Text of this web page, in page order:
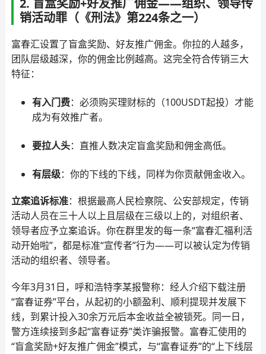
2. 盲盒奖励+好友推广佣金——组织、领导传
销活动罪（《刑法》第224条之一）
富春汇设置了盲盒奖励、好友推广佣金。你拉的人越多，
团队层级越深，你的佣金比例越高。这完全符合传销三大
特征：
有入门费：必须购买理财标的（100USDT起投）才能
成为有效推广者。
要拉人头：直推人数决定盲盒奖励和佣金高低。
有层级：你的下线的下线，同样为你贡献佣金收入。
立案追诉标准：根据最高人民检察院、公安部规定，传销
活动人员在三十人以上且层级在三级以上的，对组织者、
领导者应予立案追诉。你在群里发的每一条“富春汇福利活
动开始啦”，都是标准“宣传者”行为——可以被认定为传销
活动的组织者、领导者。
今年3月31日，呼和浩特李某报警称：经人介绍下载注册
“富春证券”平台，从起初的小额盈利、顺利提现并发展下
线，到累计投入30余万元后本金收益全被锁死。同一日，
警方连续接到多起“富春证券”类诈骗报警。富春汇使用的
“盲盒奖励+好友推广佣金”模式，与“富春证券”的“上下线层